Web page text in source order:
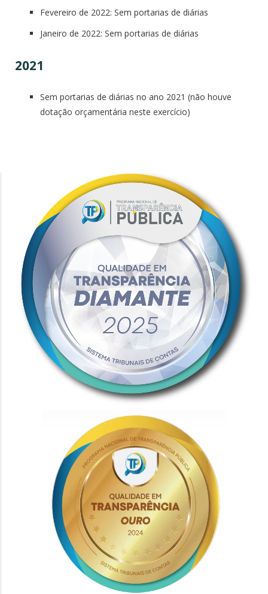
Fevereiro de 2022: Sem portarias de diárias
Janeiro de 2022: Sem portarias de diárias
2021
Sem portarias de diárias no ano 2021 (não houve
dotação orçamentária neste exercício)